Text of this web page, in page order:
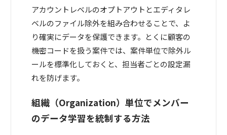
アカウントレベルのオプトアウトとエディタレ
ベルのファイル除外を組み合わせることで、よ
り確実にデータを保護できます。とくに顧客の
機密コードを扱う案件では、案件単位で除外ル
ールを標準化しておくと、担当者ごとの設定漏
れを防げます。
組織（Organization）単位でメンバー
のデータ学習を統制する方法